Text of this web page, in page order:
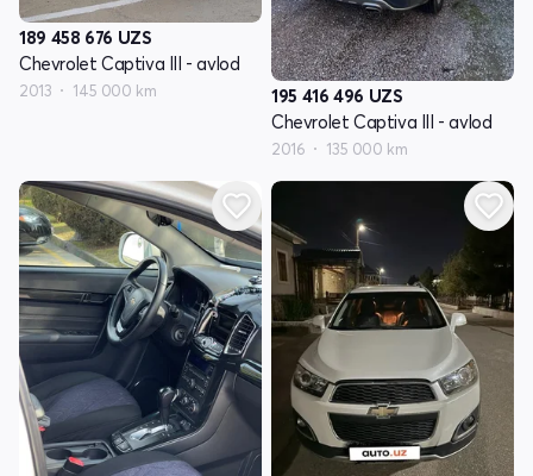
189 458 676 UZS
Chevrolet Captiva III - avlod
2013 145 000 km 195 416 496 UZS
Chevrolet Captiva III - avlod
2016 135 000 km